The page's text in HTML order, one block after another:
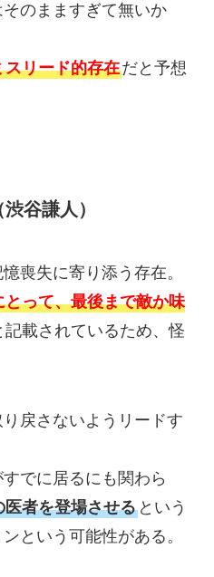
のまますぎて無いか
リード的存在だと予想
谷謙人）
喪失に寄り添う存在。
とって、最後まで敵か味
記載されているため、怪
戻さないようリードす
でに居るにも関わら
者を登場させるという
という可能性がある。